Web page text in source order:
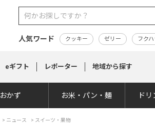
人気ワード クッキー ゼリー フク
eギフト レポーター 地域から探す
おかず お米・パン・麺 ド
> ニュース > スイーツ・果物